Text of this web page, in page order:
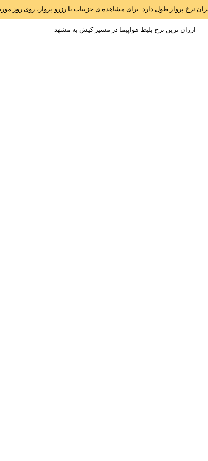
نرخ پرواز طول دارد. برای مشاهده ی جزییات یا رزرو پرواز، روی
ارزان ترین نرخ بلیط هواپیما در مسیر کيش به مشهد